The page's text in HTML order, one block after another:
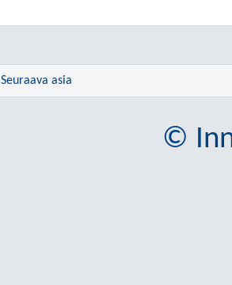
Seuraava asia
©